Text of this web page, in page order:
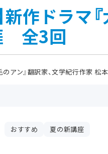
新作ドラマ
全3回
のアン』翻訳家、文学紀行作家 松
おすすめ 夏の新講座